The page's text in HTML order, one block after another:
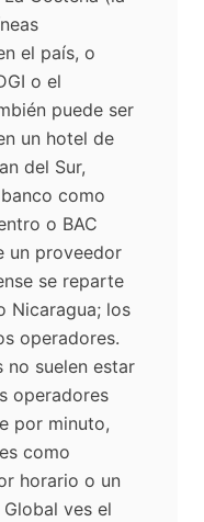
el país, o
o el
puede ser
un hotel de
del Sur,
como
o BAC
un proveedor
se reparte
Nicaragua; los
operadores.
no suelen estar
operadores
por minuto,
como
horario o un
ves el